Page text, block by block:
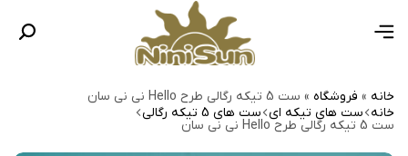
خانه » فروشگاه » ست 5 تیکه رگالی طرح Hello نی نی سان
خانه ست های تیکه ای ست های 5 تیکه رگالی
ست 5 تیکه رگالی طرح Hello نی نی سان